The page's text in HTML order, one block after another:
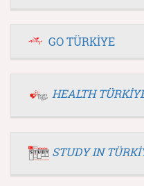
GO TÜRKİYE
HEALTH
STUDY IN